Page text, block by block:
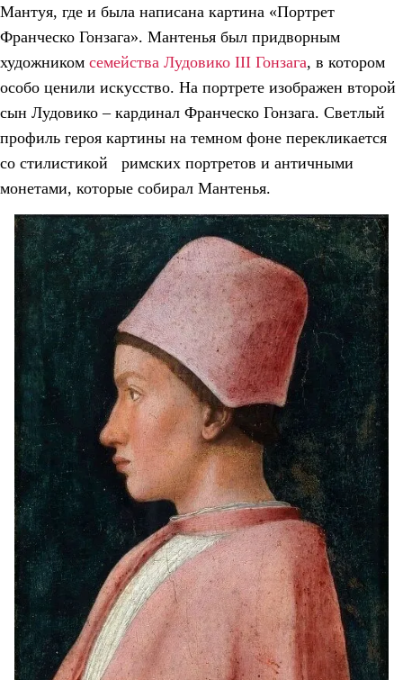
Мантуя, где и была написана картина «Портрет
Франческо Гонзага». Мантенья был придворным
художником семейства Лудовико III Гонзага, в котором
особо ценили искусство. На портрете изображен второй
сын Лудовико – кардинал Франческо Гонзага. Светлый
профиль героя картины на темном фоне перекликается
со стилистикой римских портретов и античными
монетами, которые собирал Мантенья.